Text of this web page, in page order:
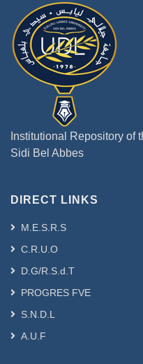
Institutional Repository of
Sidi Bel Abbes
DIRECT LINKS
M.E.S.R.S
C.R.U.O
D.G/R.S.d.T
PROGRES FVE
S.N.D.L
A.U.F